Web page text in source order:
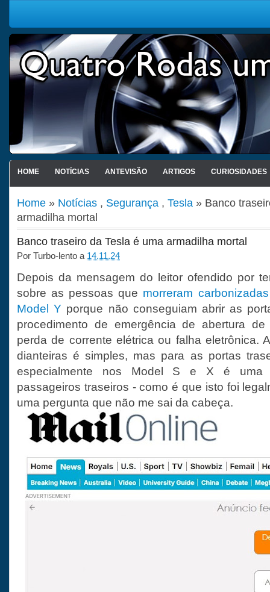
HOME NOTÍCIAS ANTEVISÃO ARTIGOS CURIOSIDADES
Home » Notícias , Segurança , Tesla » Banco
armadilha mortal
Banco traseiro da Tesla é uma armadilha mortal
Por Turbo-lento a 14.11.24
Depois da mensagem do leitor ofendido por
sobre as pessoas que morreram
Model Y porque não conseguiam abrir as
procedimento de emergência de abertura
perda de corrente elétrica ou falha eletrônica.
dianteiras é simples, mas para as portas
especialmente nos Model S e X é uma
passageiros traseiros - como é que isto foi
uma pergunta que não me sai da cabeça.